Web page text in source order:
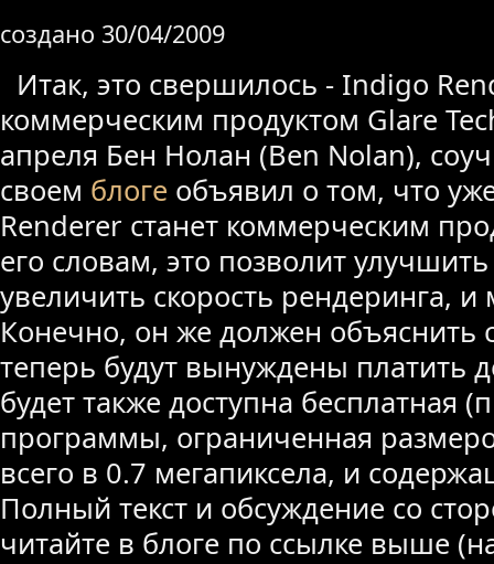
создано 30/04/2009
Итак, это свершилось - Indigo
коммерческим продуктом Glare
апреля Бен Нолан (Ben Nolan),
своем блоге объявил о том, что
Renderer станет коммерческим
его словам, это позволит улучшить
увеличить скорость рендеринга, и
Конечно, он же должен объяснить
теперь будут вынуждены платить
будет также доступна бесплатная
программы, ограниченная
всего в 0.7 мегапиксела, и
Полный текст и обсуждение со
читайте в блоге по ссылке выше